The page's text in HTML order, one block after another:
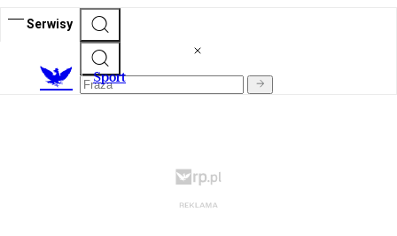
Serwisy
Sport